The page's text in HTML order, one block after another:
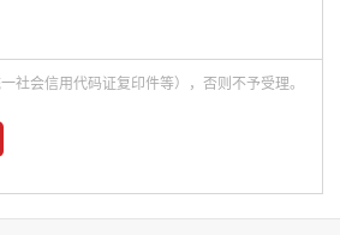
社会信用代码证复印件等），否则不予受理。